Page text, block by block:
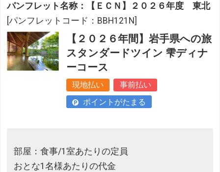
パンフレット名称：【ＥＣＮ】２０２６年度 東北
[パンフレットコード：BBH121N]
【２０２６年間】岩手県への旅
スタンダードツイン 雫ディナ
ーコース
現地払い
事前払い
ポイントがたまる
部屋：食事/1室あたりの定員
おとな1名様あたりの代金